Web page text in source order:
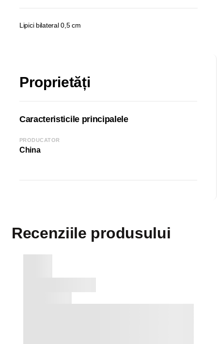
Lipici bilateral 0,5 cm
Proprietăți
Caracteristicile principalele
PRODUCATOR
China
Recenziile produsului